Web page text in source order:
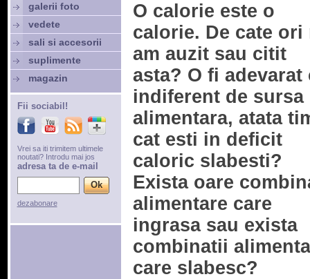
O calorie este o
calorie. De cate ori
am auzit sau citit
asta? O fi adevarat
indiferent de sursa
alimentara, atata
cat esti in deficit
caloric slabesti?
Exista oare
alimentare care
ingrasa sau exista
combinatii
care slabesc?
galerii foto
vedete
sali si accesorii
suplimente
magazin
Fii sociabil!
Vrei sa iti trimitem ultimele
noutati? Introdu mai jos
adresa ta de e-mail
dezabonare